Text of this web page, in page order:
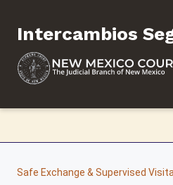
contenido
Intercambios
Safe Exchange & Supervised